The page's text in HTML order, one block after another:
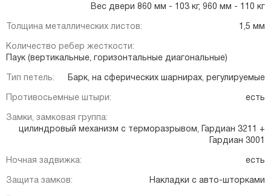
Вес двери 860 мм - 103 кг, 960 мм - 110 кг
Толщина металлических листов: 1,5 мм
Количество ребер жесткости:
Паук (вертикальные, горизонтальные диагональные)
Тип петель: Барк, на сферических шарнирах, регулируемые
Противосьемные штыри: есть
Замки, замковая группа:
цилиндровый механизм с терморазрывом, Гардиан 3211 +
Гардиан 3001
Ночная задвижка: есть
Защита замков: Накладки с авто-шторками